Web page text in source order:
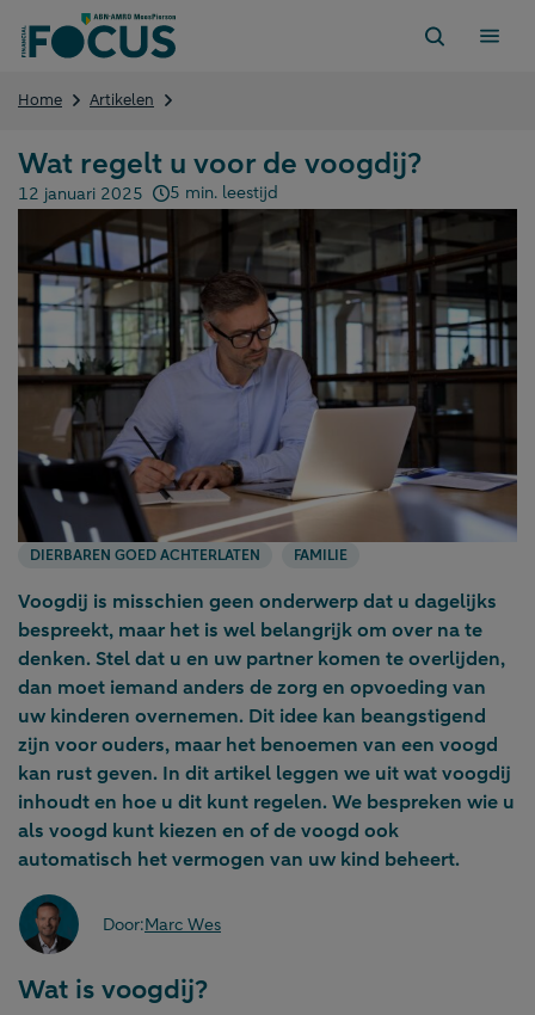
naar
Home Artikelen
voor
de
voogdij?
Wat regelt u voor de voogdij?
Gepubliceerd op:
12 januari 2025 5 min. leestijd
DIERBAREN GOED ACHTERLATEN FAMILIE
Voogdij is misschien geen onderwerp dat u dagelijks
bespreekt, maar het is wel belangrijk om over na te
denken. Stel dat u en uw partner komen te overlijden,
dan moet iemand anders de zorg en opvoeding van
uw kinderen overnemen. Dit idee kan beangstigend
zijn voor ouders, maar het benoemen van een voogd
kan rust geven. In dit artikel leggen we uit wat voogdij
inhoudt en hoe u dit kunt regelen. We bespreken wie u
als voogd kunt kiezen en of de voogd ook
automatisch het vermogen van uw kind beheert.
Door:Marc Wes
Wat is voogdij?